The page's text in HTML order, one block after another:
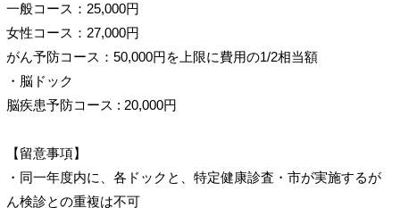
一般コース：25,000円
女性コース：27,000円
がん予防コース：50,000円を上限に費用の1/2相当額
・脳ドック
脳疾患予防コース : 20,000円
【留意事項】
・同一年度内に、各ドックと、特定健康診査・市が実施するが
ん検診との重複は不可